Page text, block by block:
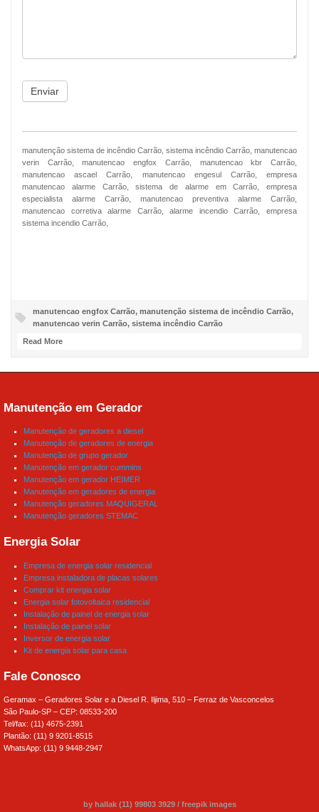
Enviar
manutenção sistema de incêndio Carrão, sistema incêndio Carrão, manutencao
verin Carrão, manutencao engfox Carrão, manutencao kbr Carrão,
manutencao ascael Carrão, manutencao engesul Carrão, empresa
manutencao alarme Carrão, sistema de alarme em Carrão, empresa
especialista alarme Carrão, manutencao preventiva alarme Carrão,
manutencao corretiva alarme Carrão, alarme incendio Carrão, empresa
sistema incendio Carrão,
manutencao engfox Carrão, manutenção sistema de incêndio Carrão,
manutencao verin Carrão, sistema incêndio Carrão
Read More
Manutenção em Gerador
Manutenção de geradores a diesel
Manutenção de geradores de energia
Manutenção de grupo gerador
Manutenção em gerador cummins
Manutenção em gerador HEIMER
Manutenção em geradores de energia
Manutenção geradores MAQUIGERAL
Manutenção geradores STEMAC
Energia Solar
Empresa de energia solar residencial
Empresa instaladora de placas solares
Comprar kit energia solar
Energia solar fotovoltaica residencial
Instalação de painel de energia solar
Instalação de painel solar
Inversor de energia solar
Kit de energia solar para casa
Fale Conosco
Geramax – Geradores Solar e a Diesel R. Iljima, 510 – Ferraz de Vasconcelos
São Paulo-SP – CEP: 08533-200
Tel/fax: (11) 4675-2391
Plantão: (11) 9 9201-8515
WhatsApp: (11) 9 9448-2947
by hallak (11) 99803 3929 / freepik images